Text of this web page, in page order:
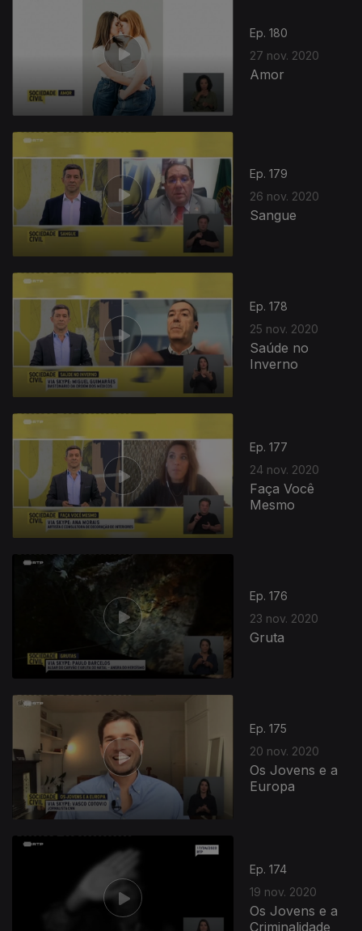
Ep. 180
27 nov. 2020
Amor
Ep. 179
26 nov. 2020
Sangue
Ep. 178
25 nov. 2020
Saúde no
Inverno
Ep. 177
24 nov. 2020
Faça Você
Mesmo
Ep. 176
23 nov. 2020
Gruta
Ep. 175
20 nov. 2020
Os Jovens e a
Europa
Ep. 174
19 nov. 2020
Os Jovens e a
Criminalidade